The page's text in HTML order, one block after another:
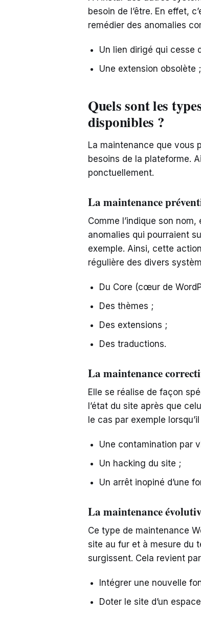
besoin de l’être. En effet,
remédier des anomalies
Un lien dirigé qui cesse
Une extension obsolète
Quels sont les
disponibles ?
La maintenance que vous
besoins de la plateforme.
ponctuellement.
La maintenance
Comme l’indique son
anomalies qui pourraient
exemple. Ainsi, cette
régulière des divers
Du Core (cœur de
Des thèmes ;
Des extensions ;
Des traductions.
La maintenance
Elle se réalise de façon
l’état du site après que
le cas par exemple
Une contamination par
Un hacking du site ;
Un arrêt inopiné d’une
La maintenance
Ce type de maintenance
site au fur et à mesure du
surgissent. Cela revient
Intégrer une nouvelle
Doter le site d’un